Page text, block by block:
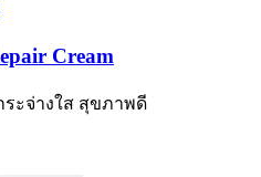
Cream
ะจ่างใส สุขภาพดี